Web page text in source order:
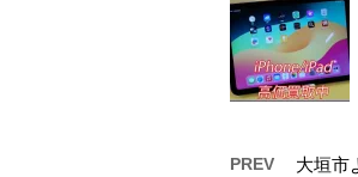
PREV 大垣市